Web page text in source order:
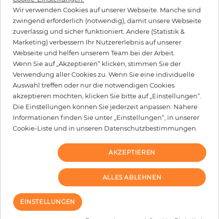
− +
IN DEN WARENKORB
MUSTER BESTELLEN
Bitte bedenken Sie, dass es aufgrund unterschiedlicher
Bildschirmeinstellungen zu Abweichungen vom Originalfarbton leicht
verfälscht, werden können. Die Raumbilder zeigen ein Musterbeispiel der
Tapete und nicht die Farben.
Kunden, die diesen Artikel gekauft
haben, kauften auch ...
Wir verwenden Cookies auf unserer Webseite. Manche sind
zwingend erforderlich (notwendig), damit unsere Webseite
zuverlässig und sicher funktioniert. Andere (Statistik &
Marketing) verbessern Ihr Nutzererlebnis auf unserer
Webseite und helfen unserem Team bei der Arbeit.
Wenn Sie auf „Akzeptieren“ klicken, stimmen Sie der
Verwendung aller Cookies zu. Wenn Sie eine individuelle
Auswahl treffen oder nur die notwendigen Cookies
akzeptieren möchten, klicken Sie bitte auf „Einstellungen“.
Die Einstellungen können Sie jederzeit anpassen. Nähere
Informationen finden Sie unter „Einstellungen“, in unserer
Cookie-Liste und in unseren Datenschutzbestimmungen.
AKZEPTIEREN
ALLES ABLEHNEN
EINSTELLUNGEN